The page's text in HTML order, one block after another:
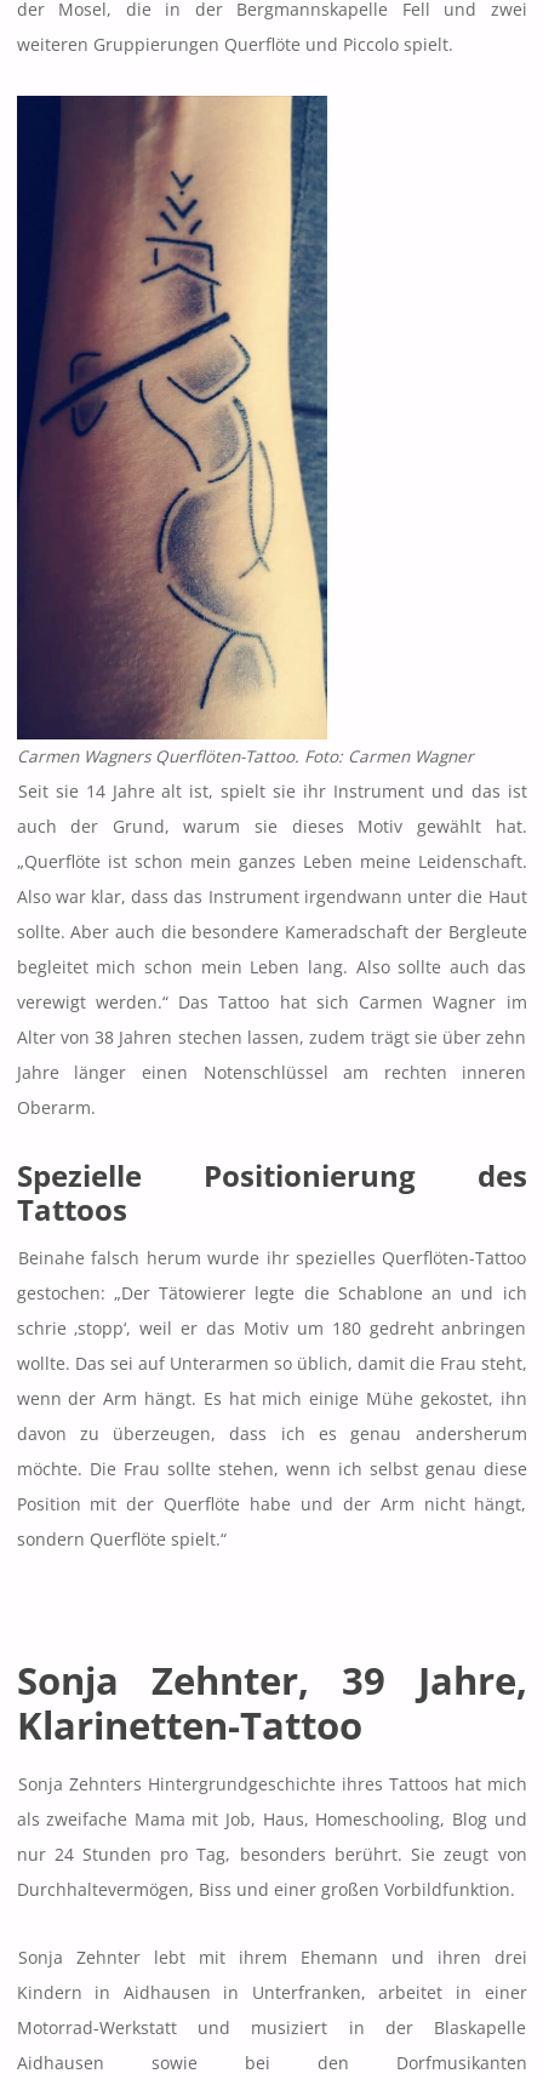
der Mosel, die in der Bergmannskapelle Fell und zwei
weiteren Gruppierungen Querflöte und Piccolo spielt.
Carmen Wagners Querflöten-Tattoo. Foto: Carmen Wagner
Seit sie 14 Jahre alt ist, spielt sie ihr Instrument und das ist
auch der Grund, warum sie dieses Motiv gewählt hat.
„Querflöte ist schon mein ganzes Leben meine Leidenschaft.
Also war klar, dass das Instrument irgendwann unter die Haut
sollte. Aber auch die besondere Kameradschaft der Bergleute
begleitet mich schon mein Leben lang. Also sollte auch das
verewigt werden.“ Das Tattoo hat sich Carmen Wagner im
Alter von 38 Jahren stechen lassen, zudem trägt sie über zehn
Jahre länger einen Notenschlüssel am rechten inneren
Oberarm.
Spezielle Positionierung des
Tattoos
Beinahe falsch herum wurde ihr spezielles Querflöten-Tattoo
gestochen: „Der Tätowierer legte die Schablone an und ich
schrie ‚stopp‘, weil er das Motiv um 180 gedreht anbringen
wollte. Das sei auf Unterarmen so üblich, damit die Frau steht,
wenn der Arm hängt. Es hat mich einige Mühe gekostet, ihn
davon zu überzeugen, dass ich es genau andersherum
möchte. Die Frau sollte stehen, wenn ich selbst genau diese
Position mit der Querflöte habe und der Arm nicht hängt,
sondern Querflöte spielt.“
Sonja Zehnter, 39 Jahre,
Klarinetten-Tattoo
Sonja Zehnters Hintergrundgeschichte ihres Tattoos hat mich
als zweifache Mama mit Job, Haus, Homeschooling, Blog und
nur 24 Stunden pro Tag, besonders berührt. Sie zeugt von
Durchhaltevermögen, Biss und einer großen Vorbildfunktion.
Sonja Zehnter lebt mit ihrem Ehemann und ihren drei
Kindern in Aidhausen in Unterfranken, arbeitet in einer
Motorrad-Werkstatt und musiziert in der Blaskapelle
Aidhausen sowie bei den Dorfmusikanten